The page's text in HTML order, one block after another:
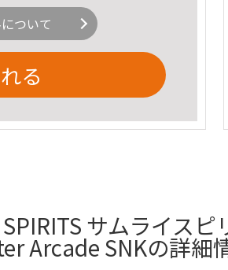
ついて
る
サムライス
Arcade SNKの詳細